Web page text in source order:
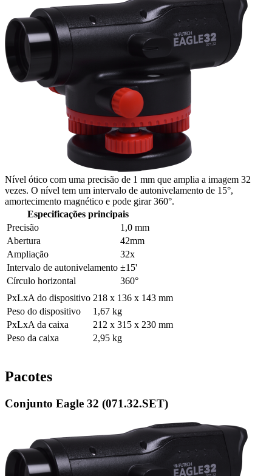
Nível ótico com uma precisão de 1 mm que amplia a imagem 32
vezes. O nível tem um intervalo de autonivelamento de 15°,
amortecimento magnético e pode girar 360°.
Especificações principais
Precisão
1,0 mm
Abertura
42mm
Ampliação
32x
Intervalo de autonivelamento ±15'
Círculo horizontal
360°
PxLxA do dispositivo 218 x 136 x 143 mm
Peso do dispositivo
1,67 kg
PxLxA da caixa
212 x 315 x 230 mm
Peso da caixa
2,95 kg
Pacotes
Conjunto Eagle 32 (071.32.SET)